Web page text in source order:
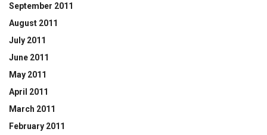
September 2011
August 2011
July 2011
June 2011
May 2011
April 2011
March 2011
February 2011